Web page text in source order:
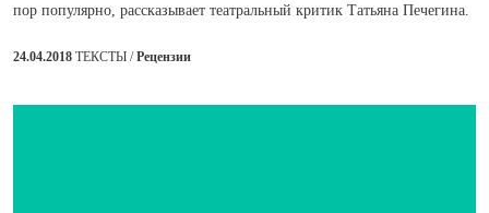
пор популярно, рассказывает театральный критик Татьяна Печегина.
24.04.2018 ТЕКСТЫ /Рецензии